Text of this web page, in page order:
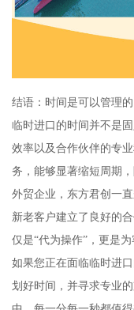
结语：时间是可以管理的
临时进口的时间并不是
效率以及合作伙伴的专
务，能够显著缩短周期
外贸企业，东方君创一
新老客户建立了良好的
仅是“代为操作”，更是
如果您正在面临临时进
划好时间，并寻求专业